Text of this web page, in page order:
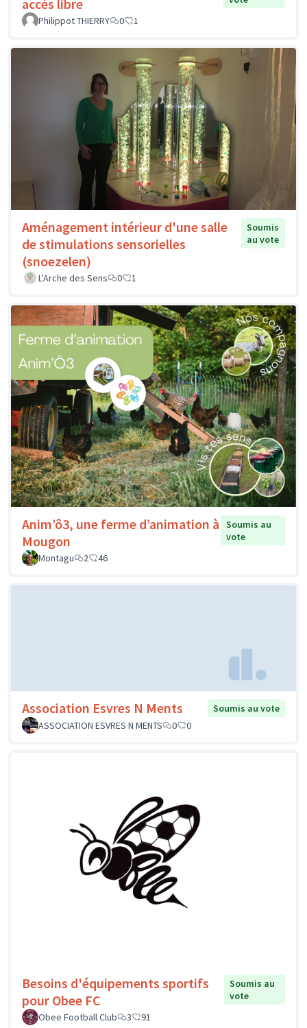
accès libre
Philippot THIERRY
0 1
Aménagement intérieur d'une salle
de stimulations sensorielles
(snoezelen)
Soumis
au vote
L'Arche des Sens 0 1
Anim’ô3, une ferme d’animation à
Mougon
Soumis au
vote
Montagu
2 46
Association Esvres N Ments
Soumis au vote
ASSOCIATION ESVRES N MENTS
0 0
Besoins d'équipements sportifs
pour Obee FC
Soumis au
vote
Obee Football Club
3 91